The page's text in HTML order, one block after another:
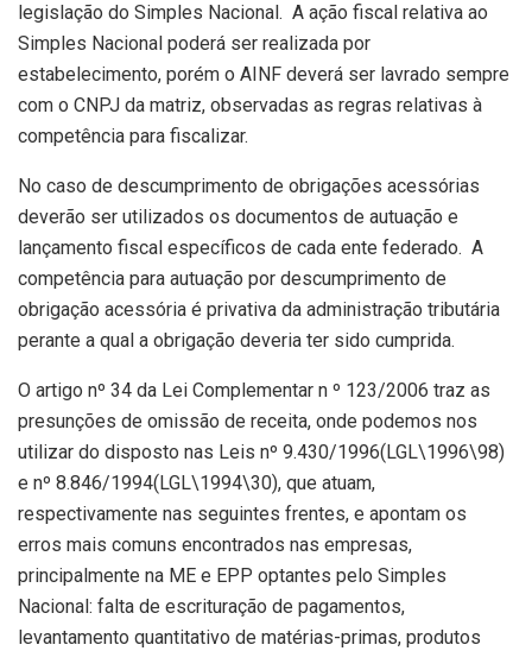
legislação do Simples Nacional. A ação fiscal relativa ao
Simples Nacional poderá ser realizada por
estabelecimento, porém o AINF deverá ser lavrado sempre
com o CNPJ da matriz, observadas as regras relativas à
competência para fiscalizar.
No caso de descumprimento de obrigações acessórias
deverão ser utilizados os documentos de autuação e
lançamento fiscal específicos de cada ente federado. A
competência para autuação por descumprimento de
obrigação acessória é privativa da administração tributária
perante a qual a obrigação deveria ter sido cumprida.
O artigo nº 34 da Lei Complementar n º 123/2006 traz as
presunções de omissão de receita, onde podemos nos
utilizar do disposto nas Leis nº 9.430/1996(LGL\1996\98)
e nº 8.846/1994(LGL\1994\30), que atuam,
respectivamente nas seguintes frentes, e apontam os
erros mais comuns encontrados nas empresas,
principalmente na ME e EPP optantes pelo Simples
Nacional: falta de escrituração de pagamentos,
levantamento quantitativo de matérias-primas, produtos